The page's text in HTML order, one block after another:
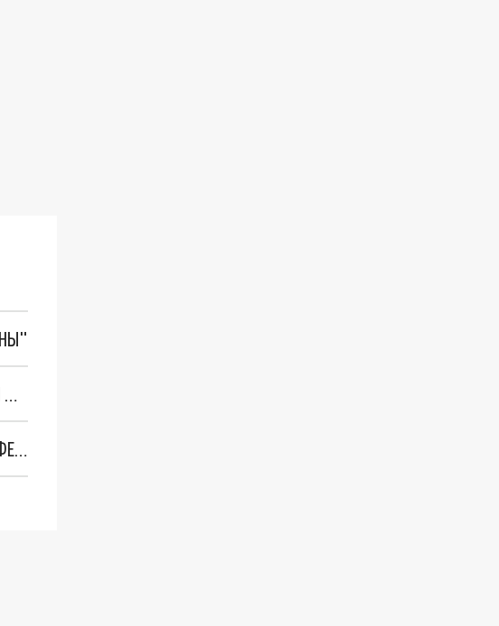
ВО ВЛАДИМИРЕ ИЗ ДЕВЯТИЭТАЖНОГО ЗДАНИЯ БЫВШЕГО ОБЩЕЖИТИЯ ПОЖАРНЫЕ ВЫВЕЛИ ДВОИХ ЧЕЛОВЕК
ВО ВЛАДИМИРЕ ГЕНДИРЕКТОР ФИРМЫ-ПОДРЯДЧИКА ПОХИТИЛ 14 МИЛЛИОНОВ РУБЛЕЙ ИЗ ФЕДЕРАЛЬНОГО БЮДЖЕТА